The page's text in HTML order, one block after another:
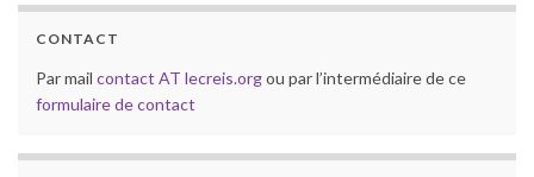
CONTACT
Par mail contact AT lecreis.orgou par l’intermédiaire de ce
formulaire de contact